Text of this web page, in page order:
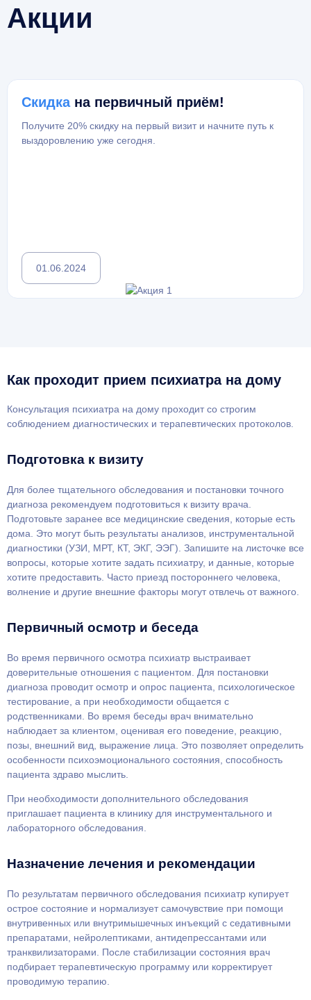
Акции
Скидкана первичный приём!
Получите 20% скидку на первый визит и начните путь к
выздоровлению уже сегодня.
01.06.2024
Как проходит прием психиатра на дому
Консультация психиатра на дому проходит со строгим
соблюдением диагностических и терапевтических протоколов.
Подготовка к визиту
Для более тщательного обследования и постановки точного
диагноза рекомендуем подготовиться к визиту врача.
Подготовьте заранее все медицинские сведения, которые есть
дома. Это могут быть результаты анализов, инструментальной
диагностики (УЗИ, МРТ, КТ, ЭКГ, ЭЭГ). Запишите на листочке все
вопросы, которые хотите задать психиатру, и данные, которые
хотите предоставить. Часто приезд постороннего человека,
волнение и другие внешние факторы могут отвлечь от важного.
Первичный осмотр и беседа
Во время первичного осмотра психиатр выстраивает
доверительные отношения с пациентом. Для постановки
диагноза проводит осмотр и опрос пациента, психологическое
тестирование, а при необходимости общается с
родственниками. Во время беседы врач внимательно
наблюдает за клиентом, оценивая его поведение, реакцию,
позы, внешний вид, выражение лица. Это позволяет определить
особенности психоэмоционального состояния, способность
пациента здраво мыслить.
При необходимости дополнительного обследования
приглашает пациента в клинику для инструментального и
лабораторного обследования.
Назначение лечения и рекомендации
По результатам первичного обследования психиатр купирует
острое состояние и нормализует самочувствие при помощи
внутривенных или внутримышечных инъекций с седативными
препаратами, нейролептиками, антидепрессантами или
транквилизаторами. После стабилизации состояния врач
подбирает терапевтическую программу или корректирует
проводимую терапию.